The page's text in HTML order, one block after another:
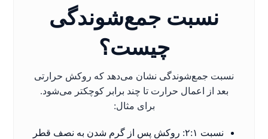
نسبت جمع‌شوندگی
چیست؟
نسبت جمع‌شوندگی نشان می‌دهد که روکش حرارتی
بعد از اعمال حرارت تا چند برابر کوچکتر می‌شود.
برای مثال:
نسبت ۲:۱: روکش پس از گرم شدن به نصف قطر